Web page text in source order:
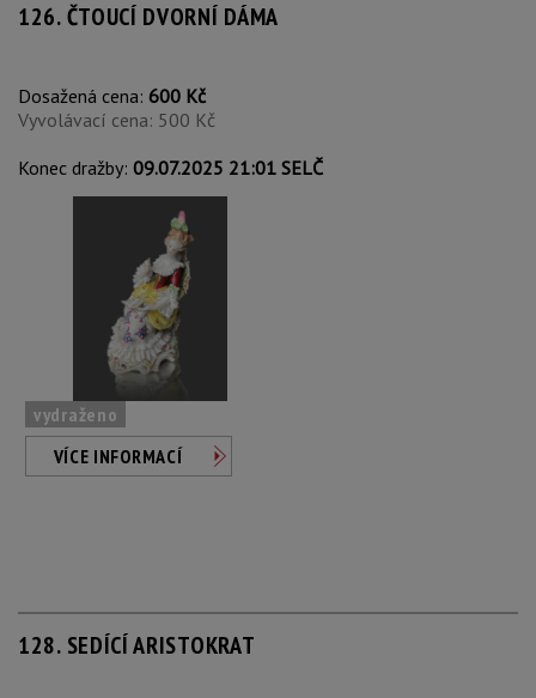
126. ČTOUCÍ DVORNÍ DÁMA
Dosažená cena: 600 Kč
Vyvolávací cena: 500 Kč
Konec dražby: 09.07.2025 21:01 SELČ
vydraženo
VÍCE INFORMACÍ
128. SEDÍCÍ ARISTOKRAT